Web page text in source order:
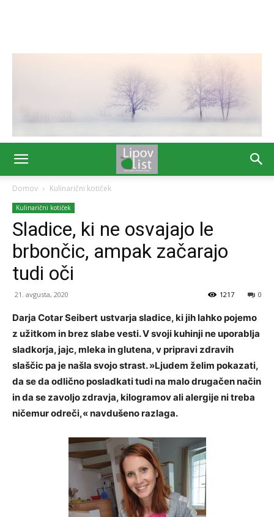
Domov Kulinarični kotiček
Kulinarični kotiček
Sladice, ki ne osvajajo le
brbončic, ampak začarajo
tudi oči
21. avgusta, 2020 0
1217
Darja Cotar Seibert ustvarja sladice, ki jih lahko pojemo
z užitkom in brez slabe vesti. V svoji kuhinji ne uporablja
sladkorja, jajc, mleka in glutena, v pripravi zdravih
slaščic pa je našla svojo strast. »Ljudem želim pokazati,
da se da odlično posladkati tudi na malo drugačen način
in da se zavoljo zdravja, kilogramov ali alergije ni treba
ničemur odreči,« navdušeno razlaga.